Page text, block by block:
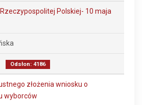
Polskiej- 10 maja
Odsłon: 4186
złożenia wniosku o
wyborców